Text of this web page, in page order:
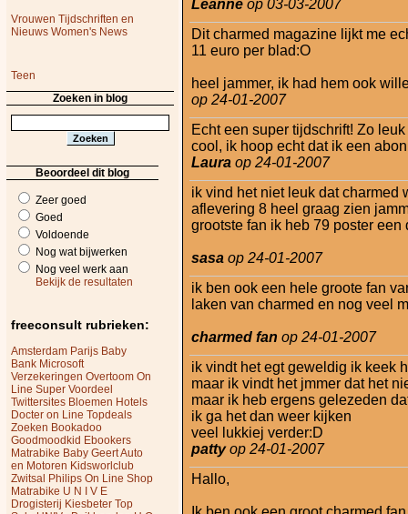
Vrouwen Tijdschriften en
Nieuws Women's News
Teen
Zoeken in blog
Beoordeel dit blog
Zeer goed
Goed
Voldoende
Nog wat bijwerken
Nog veel werk aan
Bekijk de resultaten
freeconsult rubrieken:
Amsterdam Parijs Baby
Bank Microsoft
Verzekeringen Overtoom On
Line Super Voordeel
Twittersites Bloemen Hotels
Docter on Line Topdeals
Zoeken Bookadoo
Goodmoodkid Ebookers
Matrabike Baby GeertAuto
en Motoren Kidsworlclub
Zwitsal Philips On Line Shop
Matrabike U N I V E
Drogisterij Kiesbeter Top
Leanne op 03-03-2007
Dit charmed magazine lijkt me
11 euro per blad:O
heel jammer, ik had hem ook
op 24-01-2007
Echt een super tijdschrift! Zo
cool, ik hoop echt dat ik een
Laura op 24-01-2007
ik vind het niet leuk dat
aflevering 8 heel graag zien
grootste fan ik heb 79 poster
sasa op 24-01-2007
ik ben ook een hele groote fan
laken van charmed en nog veel
charmed fan op 24-01-2007
ik vindt het egt geweldig ik keek
maar ik vindt het jmmer dat het
maar ik heb ergens gelezeden
ik ga het dan weer kijken
veel lukkiej verder:D
pattyop 24-01-2007
Hallo,